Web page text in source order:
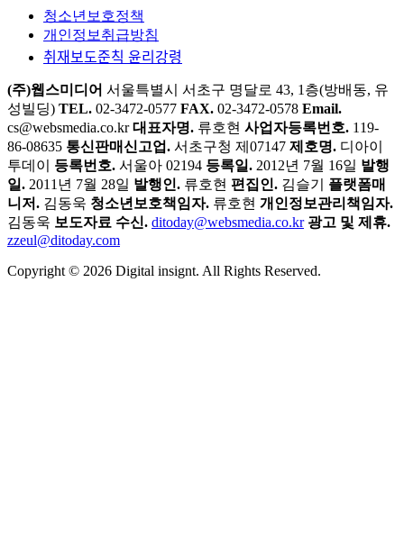
청소년보호정책
개인정보취급방침
취재보도준칙 윤리강령
(주)웹스미디어 서울특별시 서초구 명달로 43, 1층(방배동, 유
성빌딩) TEL. 02-3472-0577 FAX. 02-3472-0578 Email.
cs@websmedia.co.kr 대표자명. 류호현 사업자등록번호. 119-
86-08635 통신판매신고업. 서초구청 제07147 제호명. 디아이
투데이
등록번호. 서울아 02194 등록일. 2012년 7월 16일 발행
일. 2011년 7월 28일 발행인. 류호현 편집인. 김슬기
플랫폼매
니저. 김동욱 청소년보호책임자. 류호현 개인정보관리책임자.
김동욱 보도자료 수신. ditoday@websmedia.co.kr 광고 및 제휴.
zzeul@ditoday.com
Copyright © 2026 Digital insignt. All Rights Reserved.